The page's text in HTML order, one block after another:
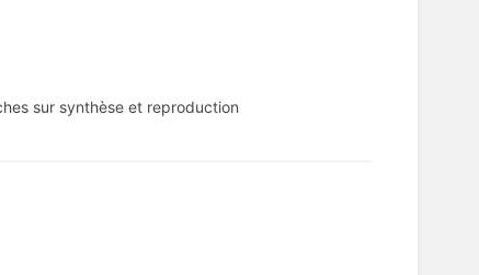
sur synthèse et reproduction